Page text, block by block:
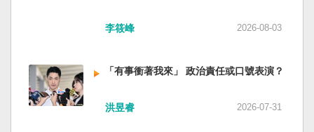
李筱峰 2026-08-03
「有事衝著我來」 政治責任或口號表演？
洪昱睿 2026-07-31